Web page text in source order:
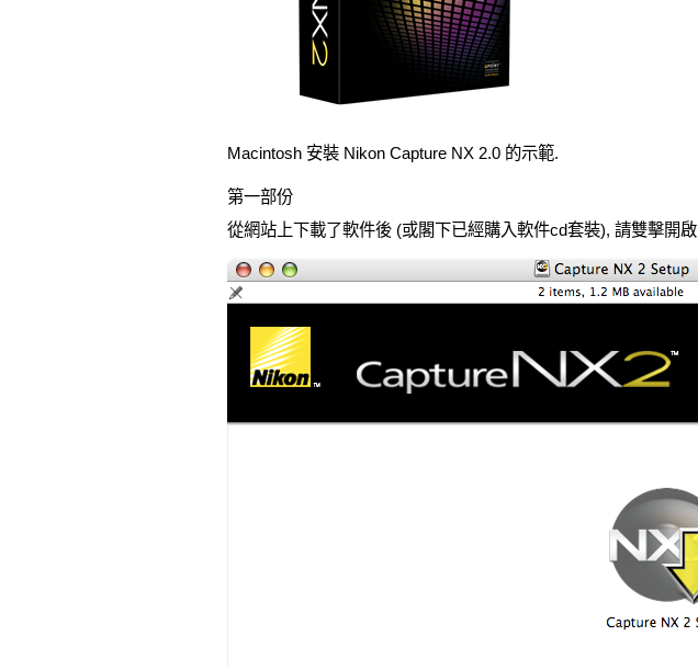
Macintosh 安裝 Nikon Capture NX 2.0 的示範.
第一部份
從網站上下載了軟件後 (或閣下已經購入軟件cd套裝), 請雙擊開啟